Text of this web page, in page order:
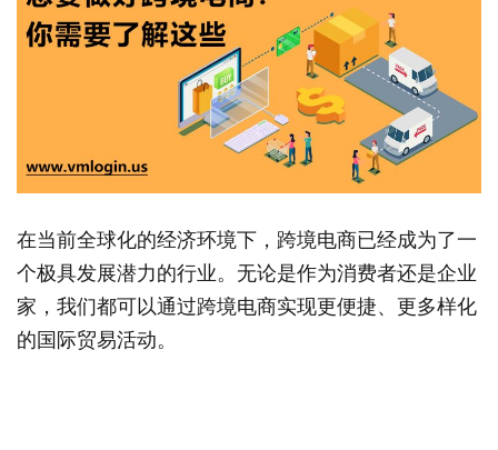
在当前全球化的经济环境下，跨境电商已经成为了一
个极具发展潜力的行业。无论是作为消费者还是企业
家，我们都可以通过跨境电商实现更便捷、更多样化
的国际贸易活动。